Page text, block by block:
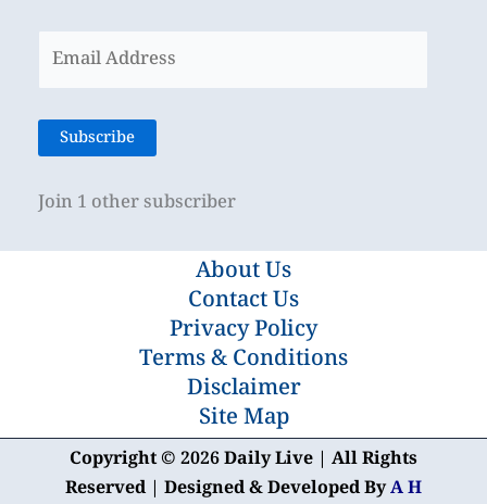
Address
Subscribe
Join 1 other subscriber
About Us
Contact Us
Privacy Policy
Terms & Conditions
Disclaimer
Site Map
Copyright © 2026 Daily Live | All Rights
Reserved | Designed & Developed ByA H